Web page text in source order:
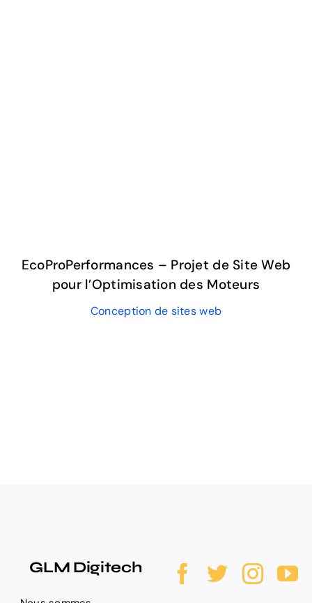
EcoProPerformances – Projet de Site Web
pour l’Optimisation des Moteurs
Conception de sites web
GLM Digitech